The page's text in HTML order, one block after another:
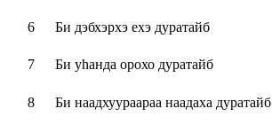
6 Би дэбхэрхэ ехэ дуратайб
7 Би уhанда орохо дуратайб
8 Би наадхуураараа наадаха дуратайб